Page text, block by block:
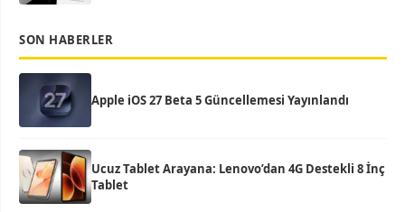
SON HABERLER
Apple iOS 27 Beta 5 Güncellemesi Yayınlandı
Ucuz Tablet Arayana: Lenovo’dan 4G Destekli 8 İnç
Tablet